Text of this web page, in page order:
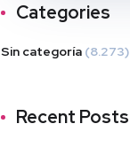
Categories
Sin categoría (8.273)
Recent Posts